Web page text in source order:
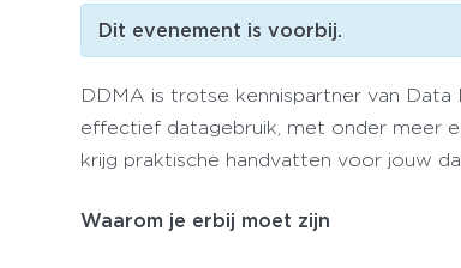
Dit evenement is voorbij.
DDMA is trotse kennispartner van
effectief datagebruik, met onder meer
krijg praktische handvatten voor jouw
Waarom je erbij moet zijn